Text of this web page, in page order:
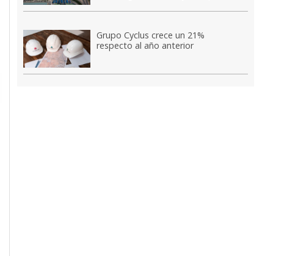
Grupo Cyclus crece un 21%
respecto al año anterior